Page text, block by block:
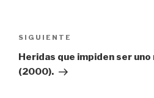
SIGUIENTE
Heridas que impiden ser uno
(2000).